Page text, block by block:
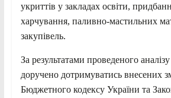
укриттів у закладах освіти,
харчування, паливно-мастильних
закупівель.
За результатами проведеного
доручено дотримуватись внесених
Бюджетного кодексу України та